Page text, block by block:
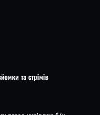
та стрімів